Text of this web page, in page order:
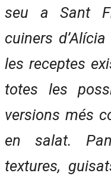
seu a Sant
cuiners
les receptes
totes les
versions més
en salat.
textures,